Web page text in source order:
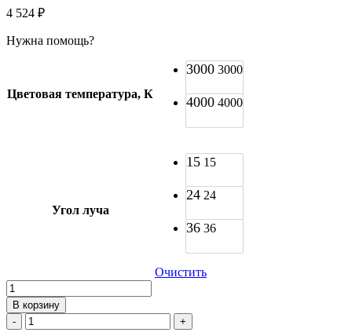
4 524 ₽
Нужна помощь?
Цветовая температура, К
3000 3000
4000 4000
Угол луча
15 15
24 24
36 36
Очистить
Количество
товара
Потолочный
светильник
В корзину
-
+